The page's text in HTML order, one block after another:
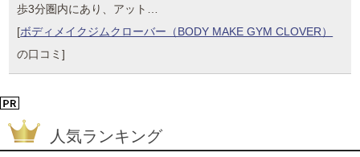
歩3分圏内にあり、アット…
[ボディメイクジムクローバー（BODY MAKE GYM CLOVER）
の口コミ]
人気ランキング